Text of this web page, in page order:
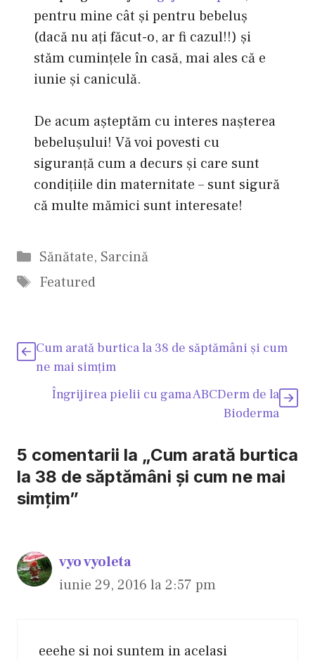
pentru mine cât şi pentru bebeluş
(dacă nu aţi făcut-o, ar fi cazul!!) şi
stăm cuminţele în casă, mai ales că e
iunie şi caniculă.
De acum aşteptăm cu interes naşterea
bebeluşului! Vă voi povesti cu
siguranţă cum a decurs şi care sunt
condiţiile din maternitate – sunt sigură
că multe mămici sunt interesate!
Categorii
Sănătate, Sarcină
Etichete
Featured
Cum arată burtica la 38 de săptămâni şi cum
ne mai simţim
Îngrijirea pielii cu gama ABCDerm de la
Bioderma
5 comentarii la „Cum arată burtica
la 38 de săptămâni şi cum ne mai
simţim”
vyo vyoleta
iunie 29, 2016 la 2:57 pm
eeehe si noi suntem in acelasi